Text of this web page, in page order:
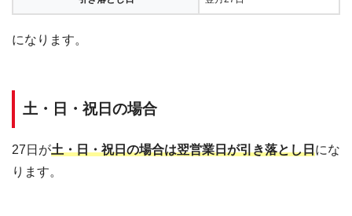
になります。
土・日・祝日の場合
27日が土・日・祝日の場合は翌営業日が引き落とし日にな
ります。